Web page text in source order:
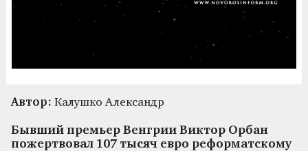
Автор: Калушко Александр
Бывший премьер Венгрии Виктор Орбан
пожертвовал 107 тысяч евро реформатскому